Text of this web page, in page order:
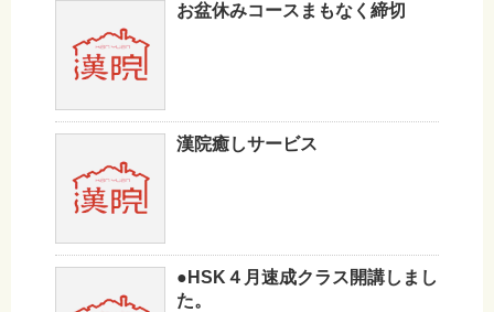
お盆休みコースまもなく締切
漢院癒しサービス
●HSK４月速成クラス開講しまし
た。